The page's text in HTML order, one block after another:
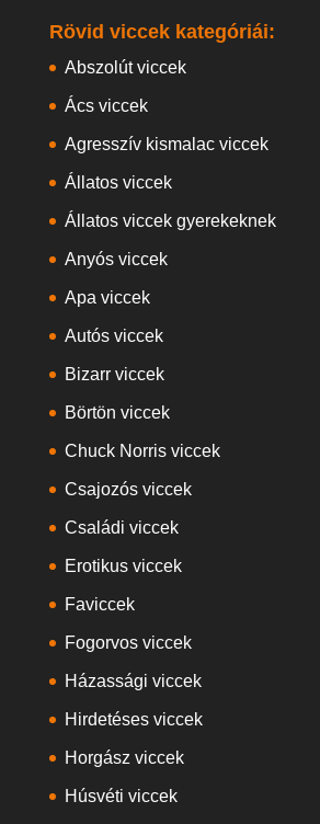
Rövid viccek kategóriái:
Abszolút viccek
Ács viccek
Agresszív kismalac viccek
Állatos viccek
Állatos viccek gyerekeknek
Anyós viccek
Apa viccek
Autós viccek
Bizarr viccek
Börtön viccek
Chuck Norris viccek
Csajozós viccek
Családi viccek
Erotikus viccek
Faviccek
Fogorvos viccek
Házassági viccek
Hirdetéses viccek
Horgász viccek
Húsvéti viccek